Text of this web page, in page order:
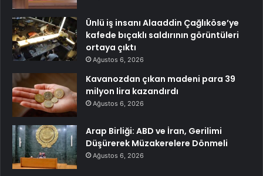
Ünlü iş insanı Alaaddin Çağlıköse’ye
kafede bıçaklı saldırının görüntüleri
ortaya çıktı
Ağustos 6, 2026
Kavanozdan çıkan madeni para 39
milyon lira kazandırdı
Ağustos 6, 2026
Arap Birliği: ABD ve İran, Gerilimi
Düşürerek Müzakerelere Dönmeli
Ağustos 6, 2026